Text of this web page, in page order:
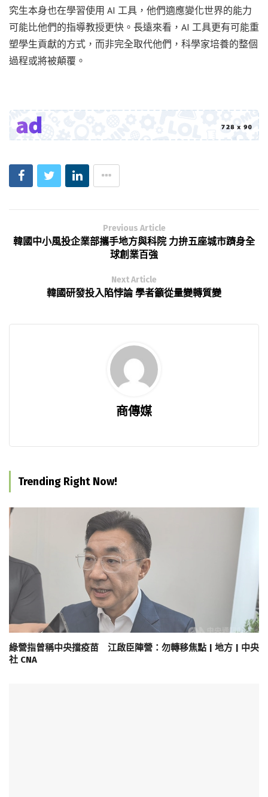
究生本身也在學習使用 AI 工具，他們適應變化世界的能力
可能比他們的指導教授更快。長遠來看，AI 工具更有可能重
塑學生貢獻的方式，而非完全取代他們，科學家培養的整個
過程或將被顛覆。
Previous Article
韓國中小風投企業部攜手地方與科院 力拚五座城市躋身全
球創業百強
Next Article
韓國研發投入陷悖論 學者籲從量變轉質變
商傳媒
Trending Right Now!
綠營指曾稱中央擋疫苗 江啟臣陣營：勿轉移焦點 | 地方 | 中央
社 CNA